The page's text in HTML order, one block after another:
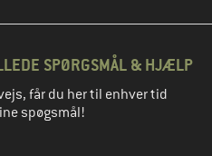
SPØRGSMÅL & HJÆLP
får du her til enhver tid
spøgsmål!